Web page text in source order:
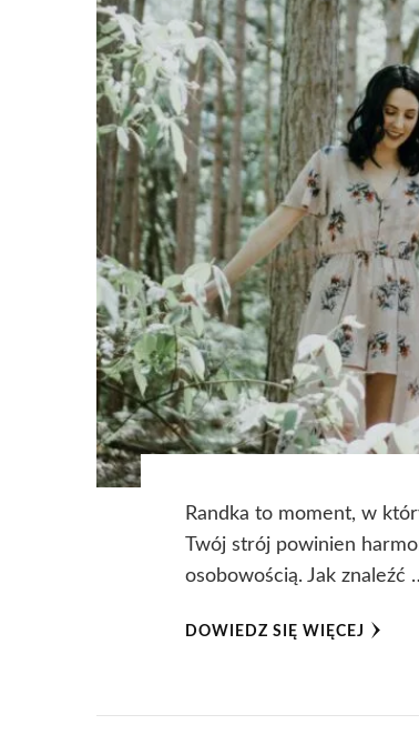
Randka to moment, w
Twój strój powinien
osobowością. Jak znaleźć
DOWIEDZ SIĘ WIĘCEJ